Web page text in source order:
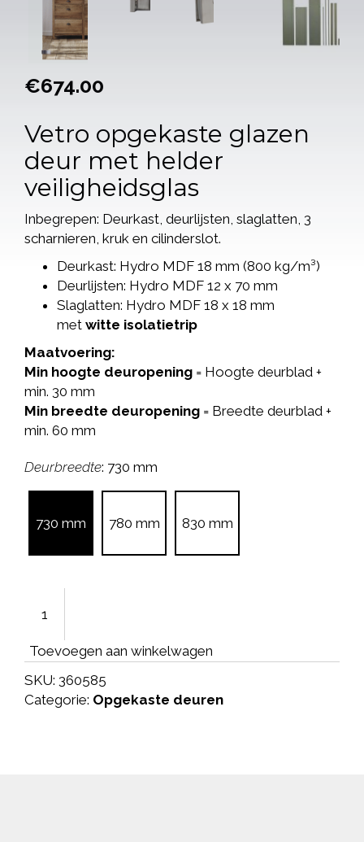
€674.00
Vetro opgekaste glazen
deur met helder
veiligheidsglas
Inbegrepen: Deurkast, deurlijsten, slaglatten, 3
scharnieren, kruk en cilinderslot.
Deurkast: Hydro MDF 18 mm (800 kg/m³)
Deurlijsten: Hydro MDF 12 x 70 mm
Slaglatten: Hydro MDF 18 x 18 mm
met witte isolatietrip
Maatvoering:
Min hoogte deuropening = Hoogte deurblad +
min. 30 mm
Min breedte deuropening = Breedte deurblad +
min. 60 mm
Deurbreedte: 730 mm
730 mm 780 mm 830 mm
Toevoegen aan winkelwagen
SKU: 360585
Categorie: Opgekaste deuren